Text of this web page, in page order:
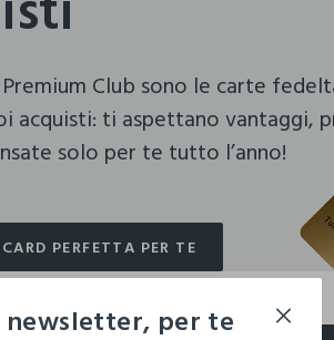
Club sono le carte
acquisti: ti aspettano vantaggi,
solo per te tutto l’anno!
PERFETTA PER TE
PERFETTA PER TE
newsletter, per te